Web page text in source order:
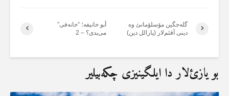
أبو حانیفە؛ “حانەفی”
می‌یدی؟ – 2
گلەجگین مۆسلۆمانئ وە
دینی آقئم‌لار (پارالل دین)
بو یازئ‌لار دا ایلگینیزی چکەبیلیر